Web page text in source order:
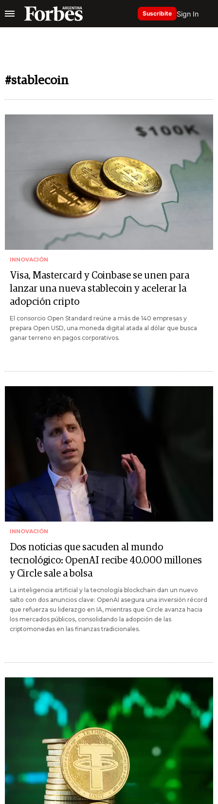
Suscribite Sign In
#stablecoin
INNOVACIÓN
Visa, Mastercard y Coinbase se unen para
lanzar una nueva stablecoin y acelerar la
adopción cripto
El consorcio Open Standard reúne a más de 140 empresas y
prepara Open USD, una moneda digital atada al dólar que busca
ganar terreno en pagos corporativos.
INNOVACIÓN
Dos noticias que sacuden al mundo
tecnológico: OpenAI recibe 40.000 millones
y Circle sale a bolsa
La inteligencia artificial y la tecnología blockchain dan un nuevo
salto con dos anuncios clave: OpenAI asegura una inversión récord
que refuerza su liderazgo en IA, mientras que Circle avanza hacia
los mercados públicos, consolidando la adopción de las
criptomonedas en las finanzas tradicionales.